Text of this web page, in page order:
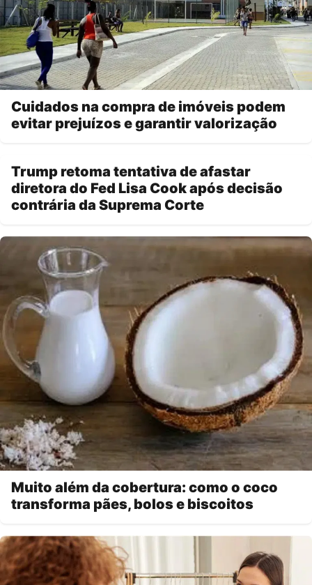
Cuidados na compra de imóveis podem
evitar prejuízos e garantir valorização
Trump retoma tentativa de afastar
diretora do Fed Lisa Cook após decisão
contrária da Suprema Corte
Muito além da cobertura: como o coco
transforma pães, bolos e biscoitos